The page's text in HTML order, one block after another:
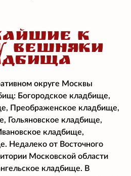
К
ВЕШНЯКИ
округе Москвы
Богородское кладбище,
Преображенское кладбище,
Гольяновское кладбище,
кладбище,
Недалеко от Восточного
Московской области
кладбище. В